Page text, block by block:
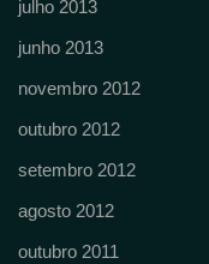
julho 2013
junho 2013
novembro 2012
outubro 2012
setembro 2012
agosto 2012
outubro 2011